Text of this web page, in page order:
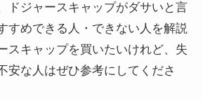
ドジャースキャップがダサいと言
すめできる人・できない人を解説
スキャップを買いたいけれど、失
安な人はぜひ参考にしてくださ